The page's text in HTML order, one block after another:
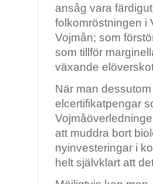
ansåg vara
folkomröstningen i
Vojmån; som
som tillför
växande
När man
elcertifikatpengar
att muddra bort
nyinvesteringar i
helt självklart att